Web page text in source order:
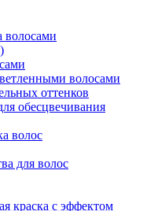
волосами
волосами
оттенков
обесцвечивания
волос
для волос
краска с эффектом